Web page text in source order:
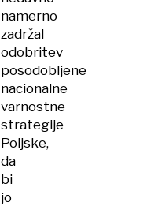
namerno
zadržal
odobritev
posodobljene
nacionalne
varnostne
strategije
Poljske,
da
bi
jo